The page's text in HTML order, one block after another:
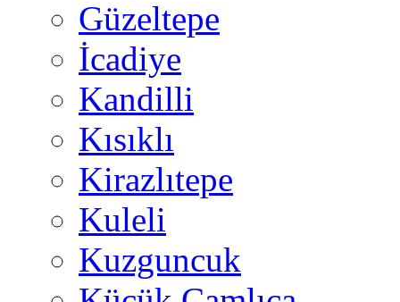
Güzeltepe
İcadiye
Kandilli
Kısıklı
Kirazlıtepe
Kuleli
Kuzguncuk